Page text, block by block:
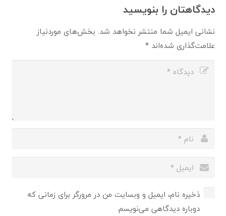
دیدگاهتان را بنویسید
نشانی ایمیل شما منتشر نخواهد شد. بخش‌های موردنیاز
علامت‌گذاری شده‌اند*
ذخیره نام، ایمیل و وبسایت من در مرورگر برای زمانی که
دوباره دیدگاهی می‌نویسم.